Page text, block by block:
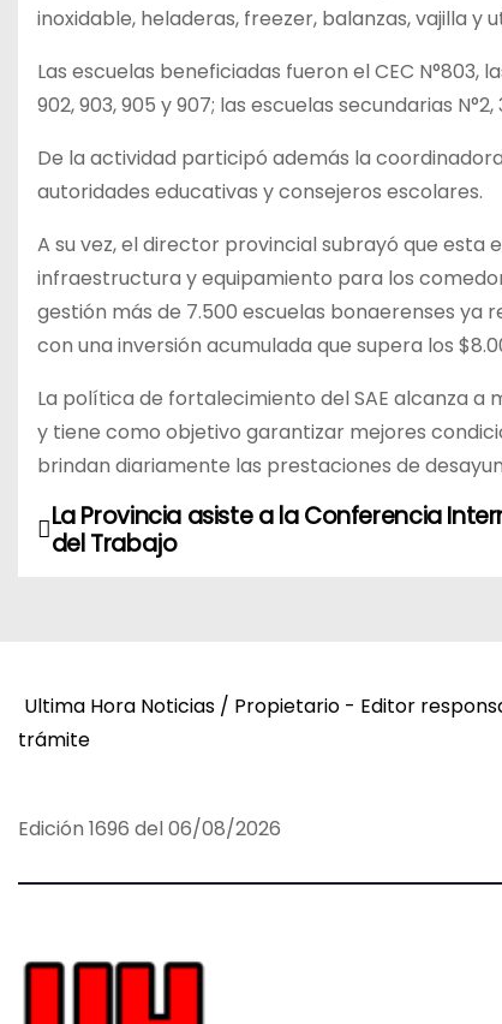
inoxidable, heladeras, freezer, balanzas, vajilla y
Las escuelas beneficiadas fueron el CEC N°803,
902, 903, 905 y 907; las escuelas secundarias N°2,
De la actividad participó además la
autoridades educativas y consejeros escolares.
A su vez, el director provincial subrayó que esta
infraestructura y equipamiento para los
gestión más de 7.500 escuelas bonaerenses
con una inversión acumulada que supera los
La política de fortalecimiento del SAE alcanza a
y tiene como objetivo garantizar mejores
brindan diariamente las prestaciones de
N
g
c
i
n
La Provincia asiste a la Conferencia
del Trabajo
Ultima Hora Noticias / Propietario - Editor
trámite
Edición 1696 del 06/08/2026